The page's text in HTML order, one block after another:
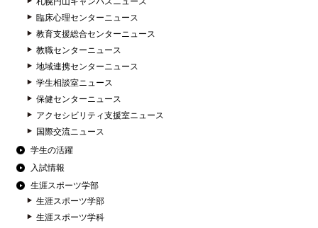
臨床心理センターニュース
教育支援総合センターニュース
教職センターニュース
地域連携センターニュース
学生相談室ニュース
保健センターニュース
アクセシビリティ支援室ニュース
国際交流ニュース
学生の活躍
入試情報
生涯スポーツ学部
生涯スポーツ学部
生涯スポーツ学科